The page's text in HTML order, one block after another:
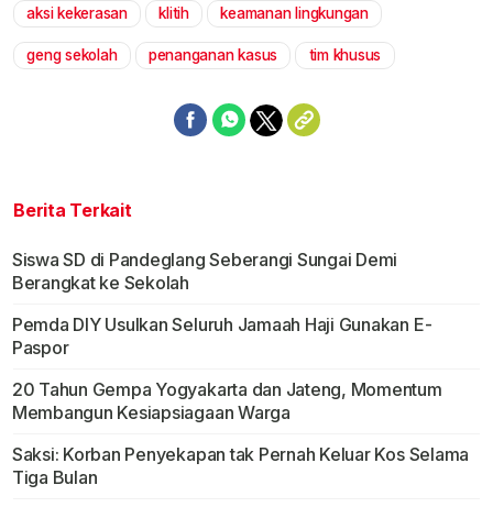
aksi kekerasan klitih keamanan lingkungan
geng sekolah penanganan kasus tim khusus
Berita Terkait
Siswa SD di Pandeglang Seberangi Sungai Demi
Berangkat ke Sekolah
Pemda DIY Usulkan Seluruh Jamaah Haji Gunakan E-
Paspor
20 Tahun Gempa Yogyakarta dan Jateng, Momentum
Membangun Kesiapsiagaan Warga
Saksi: Korban Penyekapan tak Pernah Keluar Kos Selama
Tiga Bulan